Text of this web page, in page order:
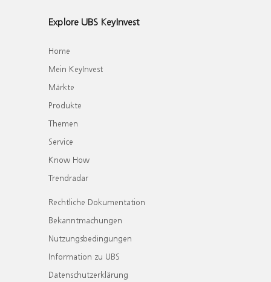
Explore UBS KeyInvest
Home
Mein KeyInvest
Märkte
Produkte
Themen
Service
Know How
Trendradar
Rechtliche Dokumentation
Bekanntmachungen
Nutzungsbedingungen
Information zu UBS
Datenschutzerklärung